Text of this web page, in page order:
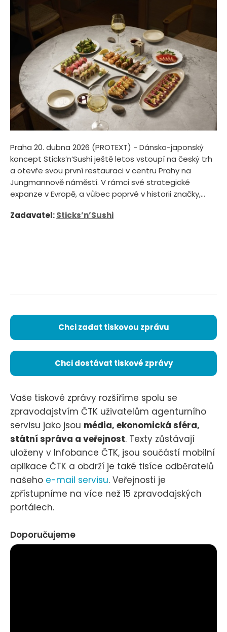
Praha 20. dubna 2026 (PROTEXT) - Dánsko-japonský
koncept Sticks’n’Sushi ještě letos vstoupí na český trh
a otevře svou první restauraci v centru Prahy na
Jungmannově náměstí. V rámci své strategické
expanze v Evropě, a vůbec poprvé v historii značky,...
Zadavatel:Sticks’n’Sushi
Chci zadat tiskovou zprávu
Chci dostávat tiskové zprávy
Vaše tiskové zprávy rozšíříme spolu se
zpravodajstvím ČTK uživatelům agenturního
servisu jako jsou média, ekonomická sféra,
státní správa a veřejnost. Texty zůstávají
uloženy v Infobance ČTK, jsou součástí mobilní
aplikace ČTK a obdrží je také tisíce odběratelů
našeho e-mail servisu. Veřejnosti je
zpřístupníme na více než 15 zpravodajských
portálech.
Doporučujeme